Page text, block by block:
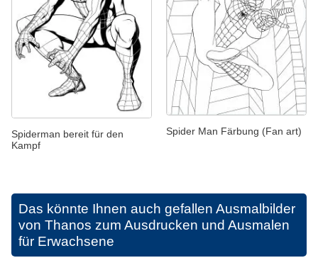
Spiderman bereit für den
Kampf
Spider Man Färbung (Fan art)
Das könnte Ihnen auch gefallen Ausmalbilder
von Thanos zum Ausdrucken und Ausmalen
für Erwachsene